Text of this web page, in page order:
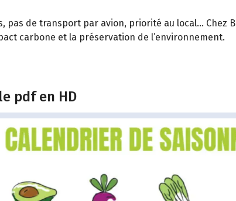
pas de transport par avion, priorité au local…
carbone et la préservation de l’environnement.
pdf en HD